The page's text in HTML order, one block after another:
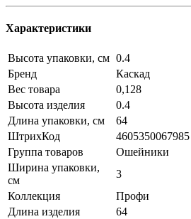
Характеристики
Высота упаковки, см 0.4
Бренд
Каскад
Вес товара
0,128
Высота изделия
0.4
Длина упаковки, см
64
ШтрихКод
4605350067985
Группа товаров
Ошейники
Ширина упаковки,
см
3
Коллекция
Профи
Длина изделия
64